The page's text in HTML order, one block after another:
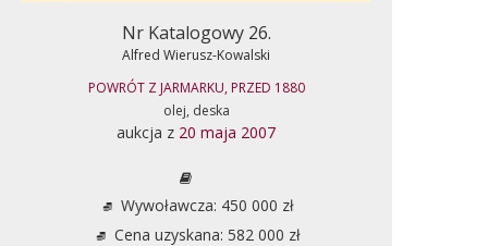
Nr Katalogowy 26.
Alfred Wierusz-Kowalski
POWRÓT Z JARMARKU, PRZED 1880
olej, deska
aukcja z 20 maja 2007
Wywoławcza: 450 000 zł
Cena uzyskana: 582 000 zł